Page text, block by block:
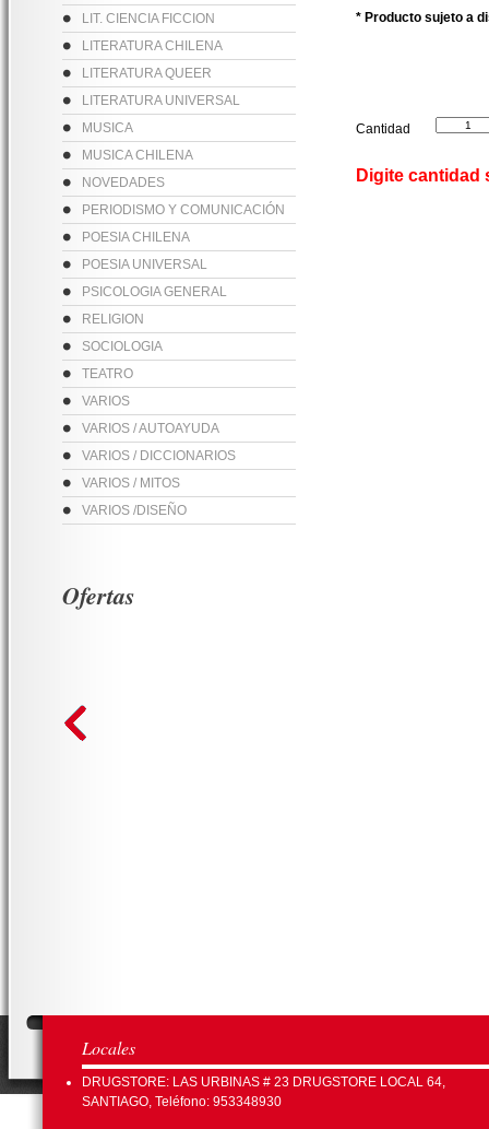
LIT. CIENCIA FICCION
LITERATURA CHILENA
LITERATURA QUEER
LITERATURA UNIVERSAL
MUSICA
MUSICA CHILENA
NOVEDADES
PERIODISMO Y COMUNICACIÓN
POESIA CHILENA
POESIA UNIVERSAL
PSICOLOGIA GENERAL
RELIGION
SOCIOLOGIA
TEATRO
VARIOS
VARIOS / AUTOAYUDA
VARIOS / DICCIONARIOS
VARIOS / MITOS
VARIOS /DISEÑO
* Producto sujeto a
Cantidad
Digite
Ofertas
Locales
DRUGSTORE: LAS URBINAS # 23 DRUGSTORE LOCAL 64,
SANTIAGO, Teléfono: 953348930